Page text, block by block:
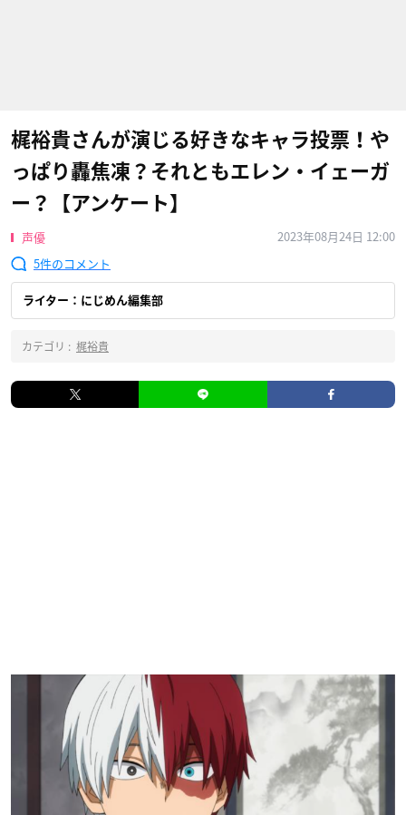
梶裕貴さんが演じる好きなキャラ投票！や
っぱり轟焦凍？それともエレン・イェーガ
ー？【アンケート】
声優
2023年08月24日 12:00
5
ライター：にじめん編集部
カテゴリ : 梶裕貴